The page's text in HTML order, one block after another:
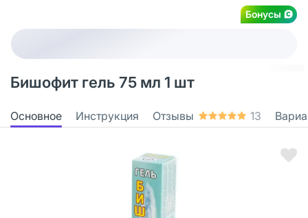
Бонусы
Бишофит гель 75 мл 1 шт
Основное Инструкция Отзывы 13